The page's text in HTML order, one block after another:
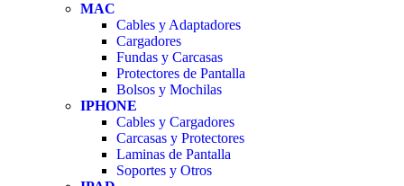
MAC
Cables y Adaptadores
Cargadores
Fundas y Carcasas
Protectores de Pantalla
Bolsos y Mochilas
IPHONE
Cables y Cargadores
Carcasas y Protectores
Laminas de Pantalla
Soportes y Otros